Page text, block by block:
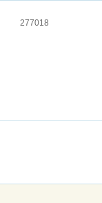
277018